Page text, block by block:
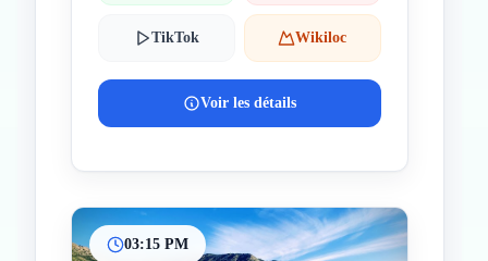
TikTok Wikiloc
Voir les détails
03:15 PM